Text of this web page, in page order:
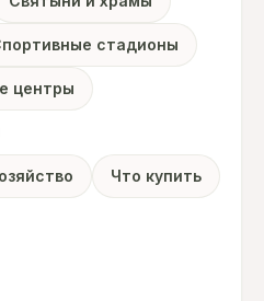
стадионы
центры
Что купить